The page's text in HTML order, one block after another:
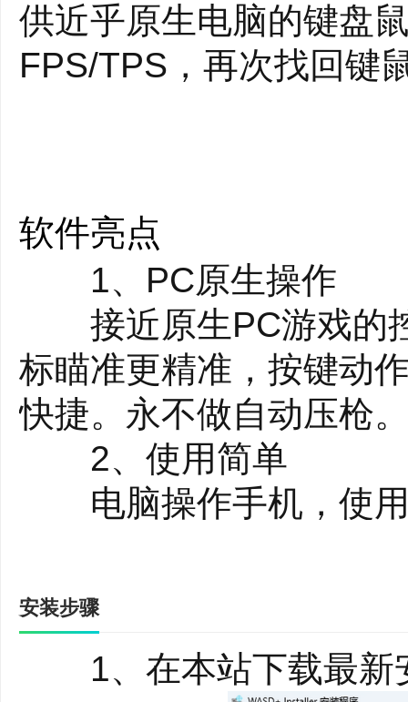
供近乎原生电脑的键盘
FPS/TPS，再次找回键
软件亮点
1、PC原生操作
接近原生PC游戏的控
标瞄准更精准，按键动
快捷。永不做自动压枪
2、使用简单
电脑操作手机，使用
3、智能场景
使用WASD+的场景指
决多场景问题。
安装步骤
1、在本站下载最新